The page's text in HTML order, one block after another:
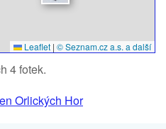
Leaflet | © Seznam.cz a.s. a další
4 fotek.
Orlických Hor